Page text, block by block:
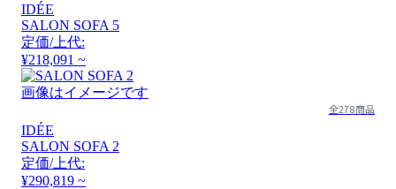
IDÉE
SALON SOFA 5
定価/上代:
¥218,091 ~
画像はイメージです
全278商品
IDÉE
SALON SOFA 2
定価/上代:
¥290,819 ~